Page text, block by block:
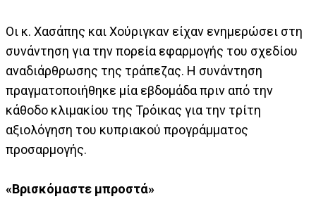
Οι κ. Χασάπης και Χούριγκαν είχαν ενημερώσει στη
συνάντηση για την πορεία εφαρμογής του σχεδίου
αναδιάρθρωσης της τράπεζας. Η συνάντηση
πραγματοποιήθηκε μία εβδομάδα πριν από την
κάθοδο κλιμακίου της Τρόικας για την τρίτη
αξιολόγηση του κυπριακού προγράμματος
προσαρμογής.
«Βρισκόμαστε μπροστά»